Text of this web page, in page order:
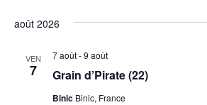
août 2026
VEN
7 Grain d’Pirate (22)
7 août-9 août
Binic Binic, France